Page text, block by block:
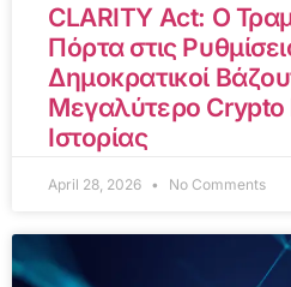
CLARITY Act: Ο
Πόρτα στις
Δημοκρατικοί
Μεγαλύτερο Crypto
Ιστορίας
April 28, 2026 No Comments